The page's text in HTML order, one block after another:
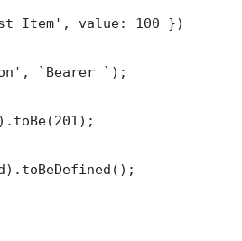
Item', value: 100 })
`Bearer `);